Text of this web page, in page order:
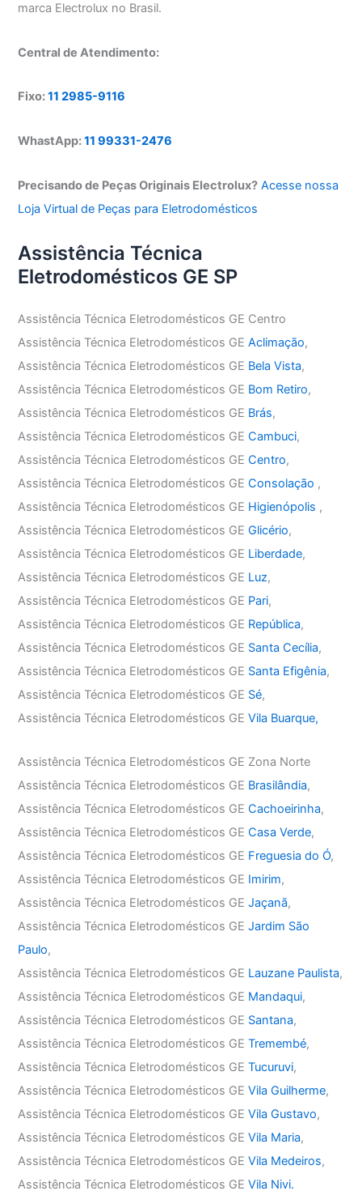
marca Electrolux no Brasil.
Central de Atendimento:
Fixo:11 2985-9116
WhastApp:11 99331-2476
Precisando de Peças Originais Electrolux? Acesse nossa
Loja Virtual de Peças para Eletrodomésticos
Assistência Técnica
Eletrodomésticos GE SP
Assistência Técnica Eletrodomésticos GE Centro
Assistência Técnica Eletrodomésticos GEAclimação,
Assistência Técnica Eletrodomésticos GE Bela Vista,
Assistência Técnica Eletrodomésticos GE Bom Retiro,
Assistência Técnica Eletrodomésticos GE Brás,
Assistência Técnica Eletrodomésticos GECambuci,
Assistência Técnica Eletrodomésticos GECentro,
Assistência Técnica Eletrodomésticos GEConsolação ,
Assistência Técnica Eletrodomésticos GE Higienópolis ,
Assistência Técnica Eletrodomésticos GEGlicério,
Assistência Técnica Eletrodomésticos GE Liberdade,
Assistência Técnica Eletrodomésticos GE Luz,
Assistência Técnica Eletrodomésticos GE Pari,
Assistência Técnica Eletrodomésticos GE República,
Assistência Técnica Eletrodomésticos GE Santa Cecília,
Assistência Técnica Eletrodomésticos GE Santa Efigênia,
Assistência Técnica Eletrodomésticos GE Sé,
Assistência Técnica Eletrodomésticos GEVila Buarque,
Assistência Técnica Eletrodomésticos GE Zona Norte
Assistência Técnica Eletrodomésticos GE Brasilândia,
Assistência Técnica Eletrodomésticos GECachoeirinha,
Assistência Técnica Eletrodomésticos GECasa Verde,
Assistência Técnica Eletrodomésticos GE Freguesia do Ó,
Assistência Técnica Eletrodomésticos GE Imirim,
Assistência Técnica Eletrodomésticos GEJaçanã,
Assistência Técnica Eletrodomésticos GEJardim São
Paulo,
Assistência Técnica Eletrodomésticos GE Lauzane Paulista,
Assistência Técnica Eletrodomésticos GE Mandaqui,
Assistência Técnica Eletrodomésticos GE Santana,
Assistência Técnica Eletrodomésticos GETremembé,
Assistência Técnica Eletrodomésticos GETucuruvi,
Assistência Técnica Eletrodomésticos GEVila Guilherme,
Assistência Técnica Eletrodomésticos GEVila Gustavo,
Assistência Técnica Eletrodomésticos GEVila Maria,
Assistência Técnica Eletrodomésticos GEVila Medeiros,
Assistência Técnica Eletrodomésticos GEVila Nivi.